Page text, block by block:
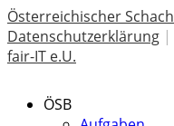
Österreichischer
Datenschutzerklärung |
fair-IT e.U.
ÖSB